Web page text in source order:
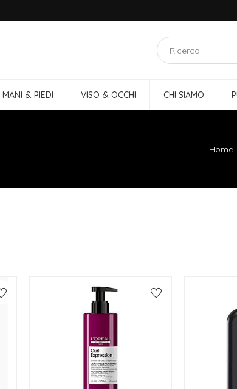
MANI & PIEDI VISO & OCCHI CHI SIAMO
Home